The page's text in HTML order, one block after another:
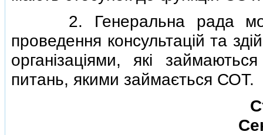
2. Генеральна рада
проведення консультацiй та
органiзацiями, якi
питань, якими займається СОТ.